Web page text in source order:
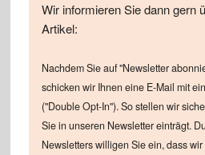
Wir informieren Sie dann gern
Artikel:
Nachdem Sie auf "Newsletter
schicken wir Ihnen eine E-Mail mit
("Double Opt-In"). So stellen wir
Sie in unseren Newsletter einträgt.
Newsletters willigen Sie ein, dass